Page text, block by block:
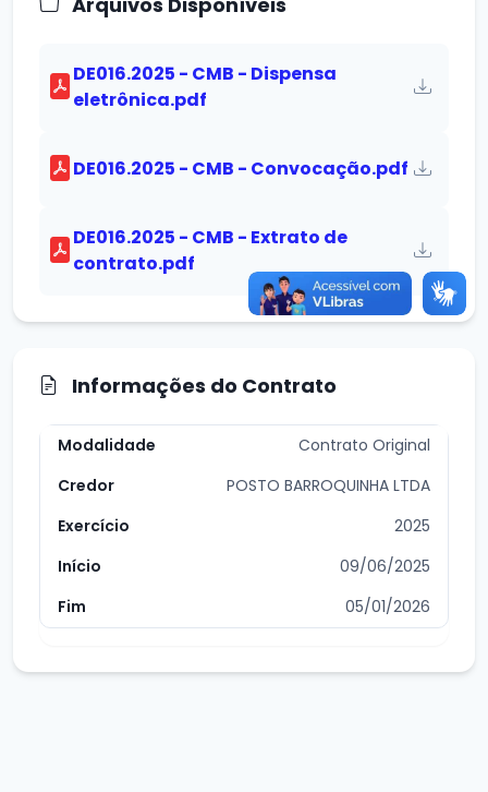
DE016.2025 - CMB - Dispensa
eletrônica.pdf
DE016.2025 - CMB - Convocação.pdf
DE016.2025 - CMB - Extrato de
contrato.pdf
Informações do Contrato
Contrato Original
POSTO BARROQUINHA LTDA
2025
09/06/2025
05/01/2026